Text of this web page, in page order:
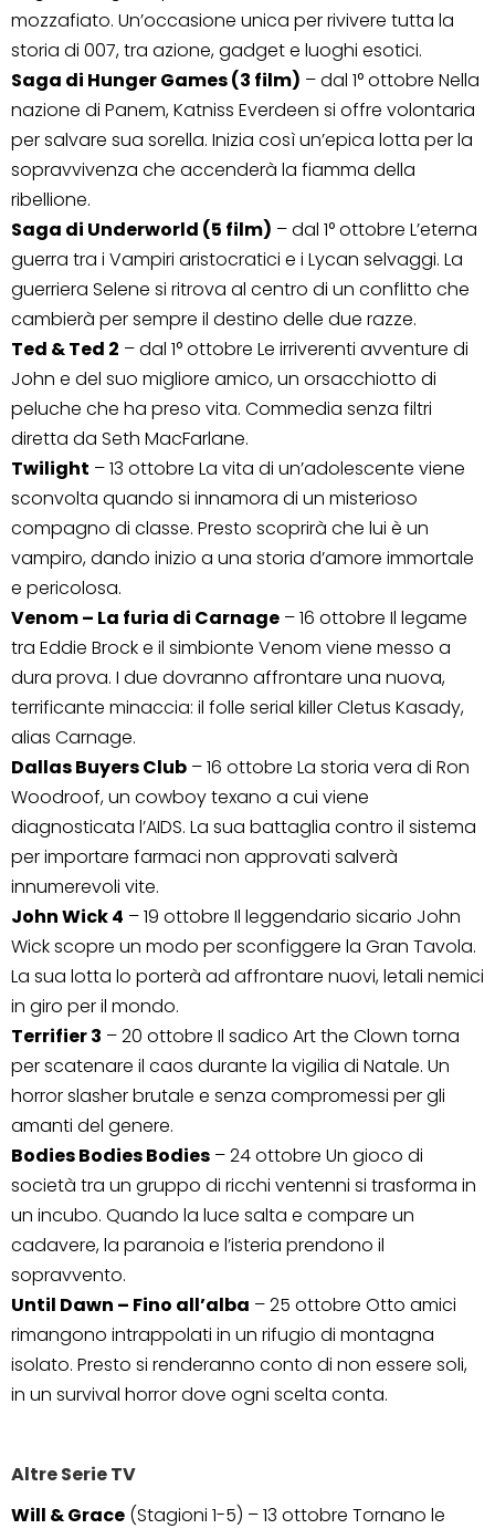
mozzafiato. Un’occasione unica per rivivere tutta la
storia di 007, tra azione, gadget e luoghi esotici.
Saga di Hunger Games (3 film) – dal 1° ottobre Nella
nazione di Panem, Katniss Everdeen si offre volontaria
per salvare sua sorella. Inizia così un’epica lotta per la
sopravvivenza che accenderà la fiamma della
ribellione.
Saga di Underworld (5 film) – dal 1° ottobre L’eterna
guerra tra i Vampiri aristocratici e i Lycan selvaggi. La
guerriera Selene si ritrova al centro di un conflitto che
cambierà per sempre il destino delle due razze.
Ted & Ted 2 – dal 1° ottobre Le irriverenti avventure di
John e del suo migliore amico, un orsacchiotto di
peluche che ha preso vita. Commedia senza filtri
diretta da Seth MacFarlane.
Twilight – 13 ottobre La vita di un’adolescente viene
sconvolta quando si innamora di un misterioso
compagno di classe. Presto scoprirà che lui è un
vampiro, dando inizio a una storia d’amore immortale
e pericolosa.
Venom – La furia di Carnage – 16 ottobre Il legame
tra Eddie Brock e il simbionte Venom viene messo a
dura prova. I due dovranno affrontare una nuova,
terrificante minaccia: il folle serial killer Cletus Kasady,
alias Carnage.
Dallas Buyers Club – 16 ottobre La storia vera di Ron
Woodroof, un cowboy texano a cui viene
diagnosticata l’AIDS. La sua battaglia contro il sistema
per importare farmaci non approvati salverà
innumerevoli vite.
John Wick 4 – 19 ottobre Il leggendario sicario John
Wick scopre un modo per sconfiggere la Gran Tavola.
La sua lotta lo porterà ad affrontare nuovi, letali nemici
in giro per il mondo.
Terrifier 3 – 20 ottobre Il sadico Art the Clown torna
per scatenare il caos durante la vigilia di Natale. Un
horror slasher brutale e senza compromessi per gli
amanti del genere.
Bodies Bodies Bodies – 24 ottobre Un gioco di
società tra un gruppo di ricchi ventenni si trasforma in
un incubo. Quando la luce salta e compare un
cadavere, la paranoia e l’isteria prendono il
sopravvento.
Until Dawn – Fino all’alba – 25 ottobre Otto amici
rimangono intrappolati in un rifugio di montagna
isolato. Presto si renderanno conto di non essere soli,
in un survival horror dove ogni scelta conta.
Altre Serie TV
Will & Grace (Stagioni 1-5) – 13 ottobre Tornano le